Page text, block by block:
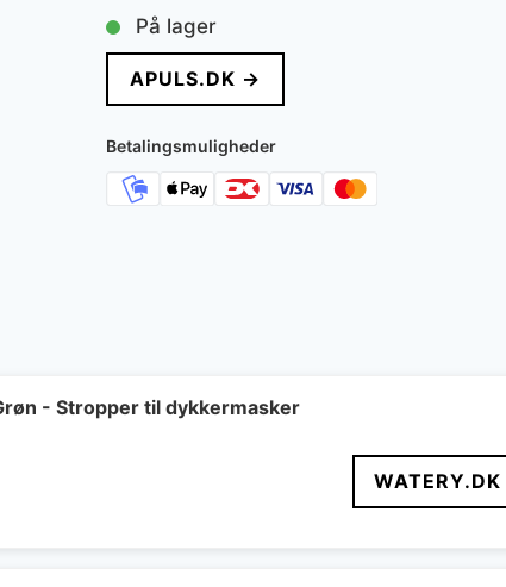
oprindelige
pris
var:
250 kr..
pris
er:
128 kr..
På lager
APULS.DK →
Betalingsmuligheder
- Stropper til dykkermasker